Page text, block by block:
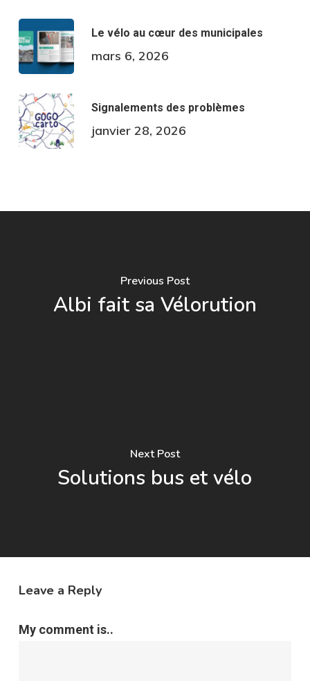
Le vélo au cœur des municipales
mars 6, 2026
Signalements des problèmes
janvier 28, 2026
Previous Post
Albi fait sa Vélorution
Next Post
Solutions bus et vélo
Leave a Reply
My comment is..